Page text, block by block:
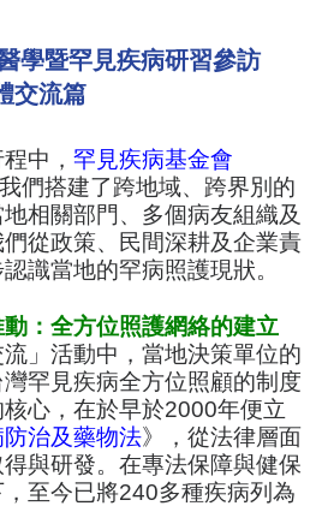
學暨罕見疾病研習參訪
交流篇
中，罕見疾病基金會
們搭建了跨地域、跨界別的
相關部門、多個病友組織及
從政策、民間深耕及企業責
識當地的罕病照護現狀。
：全方位照護網絡的建立
」活動中，當地決策單位的
罕見疾病全方位照顧的制度
心，在於早於2000年便立
治及藥物法》，從法律層面
與研發。在專法保障與健保
至今已將240多種疾病列為